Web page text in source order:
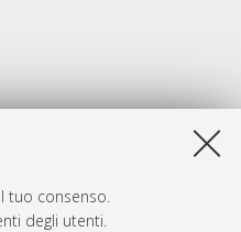
tuo consenso.
degli utenti.